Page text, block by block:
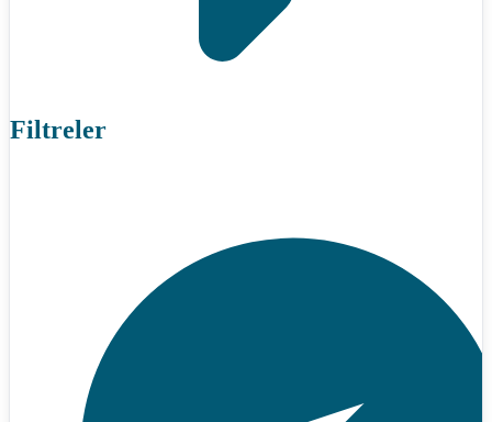
Filtreler